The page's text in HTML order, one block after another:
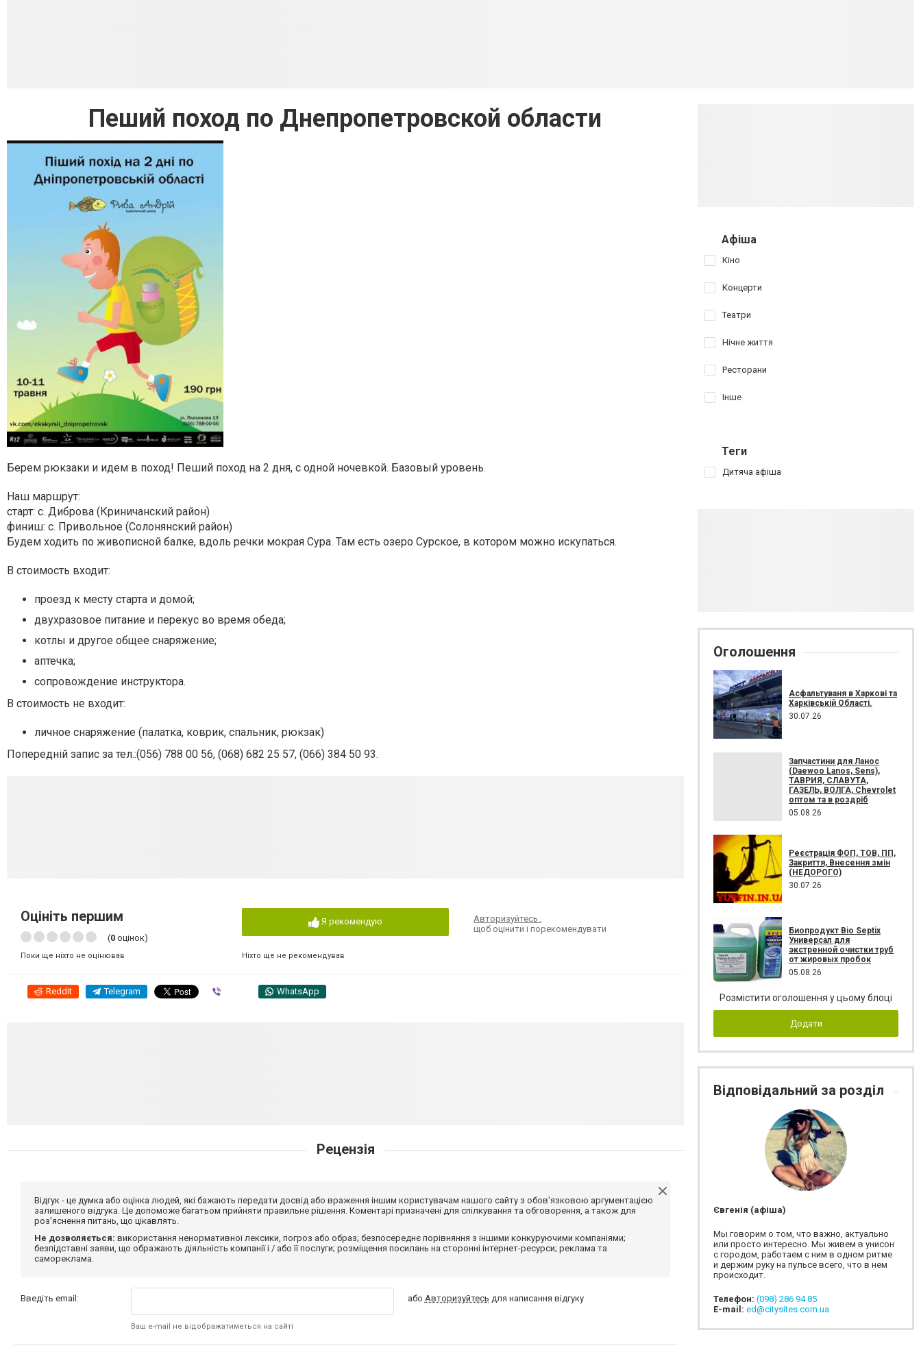
Пеший поход по Днепропетровской области
Берем рюкзаки и идем в поход! Пеший поход на 2 дня, с одной ночевкой. Базовый уровень.
Наш маршрут:
старт: с. Диброва (Криничанский район)
финиш: с. Привольное (Солонянский район)
Будем ходить по живописной балке, вдоль речки мокрая Сура. Там есть озеро Сурское, в котором можно искупаться.
В стоимость входит:
проезд к месту старта и домой;
двухразовое питание и перекус во время обеда;
котлы и другое общее снаряжение;
аптечка;
сопровождение инструктора.
В стоимость не входит:
личное снаряжение (палатка, коврик, спальник, рюкзак)
Попередній запис за тел.:(056) 788 00 56, (068) 682 25 57, (066) 384 50 93.
Оцініть першим
(0 оцінок)
Поки ще ніхто не оцінював
Я рекомендую
Ніхто ще не рекомендував
Авторизуйтесь
щоб оцінити і порекомендувати
Reddit Telegram WhatsApp
Рецензія
Відгук - це думка або оцінка людей, які бажають передати досвід або враження іншим користувачам нашого сайту з обов'язковою аргументацією
залишеного відгука. Це допоможе багатьом прийняти правильне рішення. Коментарі призначені для спілкування та обговорення, а також для
роз'яснення питань, що цікавлять.
Не дозволяється: використання ненормативної лексики, погроз або образ; безпосереднє порівняння з іншими конкуруючими компаніями;
безпідставні заяви, що ображають діяльність компанії і / або її послуги; розміщення посилань на сторонні інтернет-ресурси; реклама та
самореклама.
Введіть email:
Ваш e-mail не відображатиметься на сайті
або Авторизуйтесь для написання відгуку
Афіша
Кіно
Концерти
Театри
Нічне життя
Ресторани
Інше
Теги
Дитяча афіша
Оголошення
Асфальтуваня в Харкові та
Харківській Області.
30.07.26
Запчастини для Ланос
(Daewoo Lanos, Sens),
ТАВРИЯ, СЛАВУТА,
ГАЗЕЛЬ, ВОЛГА, Chevrolet
оптом та в роздріб
05.08.26
Реєстрація ФОП, ТОВ, ПП,
Закриття, Внесення змін
(НЕДОРОГО)
30.07.26
Биопродукт Bio Septix
Универсал для
экстренной очистки труб
от жировых пробок
05.08.26
Розмістити оголошення у цьому блоці
Додати
Відповідальний за розділ
Євгенія (афіша)
Мы говорим о том, что важно, актуально
или просто интересно. Мы живем в унисон
с городом, работаем с ним в одном ритме
и держим руку на пульсе всего, что в нем
происходит.
Телефон: (098) 286 94 85
E-mail: ed@citysites.com.ua